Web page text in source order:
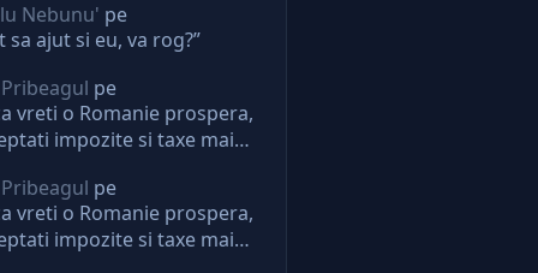
Nebunu' pe
sa ajut si eu, va rog?”
pe
vreti o Romanie prospera,
impozite si taxe mai
de la stat
pe
vreti o Romanie prospera,
impozite si taxe mai